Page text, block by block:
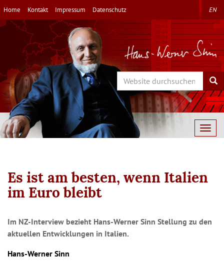
Direkt
zum
Inhalt
Home Kontakt Impressum Datenschutz EN
Search
Es ist am besten, wenn Italien
im Euro bleibt
Im NZ-Interview bezieht Hans-Werner Sinn Stellung zu den
aktuellen Entwicklungen in Italien.
Hans-Werner Sinn